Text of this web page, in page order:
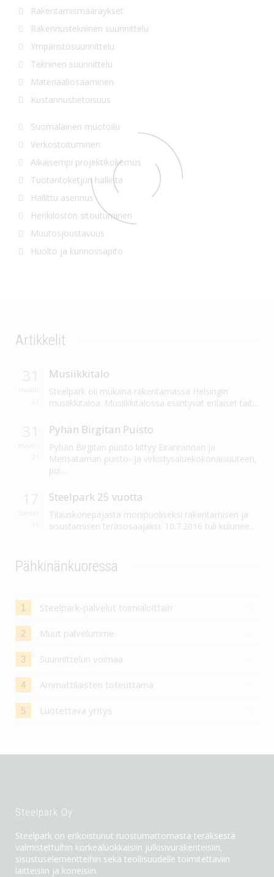
Rakentamismääräykset
Rakennustekninen suunnittelu
Ympäristösuunnittelu
Tekninen suunnittelu
Materiaaliosaaminen
Kustannustietoisuus
Suomalainen muotoilu
Verkostoituminen
Aikaisempi projektikokemus
Tuotantoketjun hallinta
Hallittu asennus
Henkilöstön sitoutuminen
Muutosjoustavuus
Huolto ja kunnossapito
Artikkelit
Musiikkitalo
Steelpark oli mukana rakentamassa Helsingin
musiikkitaloa. Musiikkitalossa esiintyvät erilaiset tait...
Pyhän Birgitan Puisto
Pyhän Birgitan puisto liittyy Eiranrannan ja
Merisataman puisto- ja virkistysaluekokonaisuuteen,
pui...
Steelpark 25 vuotta
Tilauskonepajasta monipuoliseksi rakentamisen ja
sisustamisen teräsosaajaksi. 10.7.2016 tuli kulunee...
Pähkinänkuoressa
1 Steelpark-palvelut toimialoittain
2 Muut palvelumme
3 Suunnittelun voimaa
4 Ammattilaisten toteuttama
5 Luotettava yritys
Steelpark Oy
Steelpark on erikoistunut ruostumattomasta teräksestä
valmistettuihin korkealuokkaisiin julkisivurakenteisiin,
sisustuselementteihin sekä teollisuudelle toimitettaviin
laitteisiin ja koneisiin.